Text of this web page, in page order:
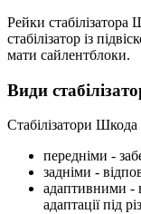
Рейки
стабілізатор із
мати сайлентблоки.
Види
Стабілізатори
передніми -
задніми -
адаптивними -
адаптації під